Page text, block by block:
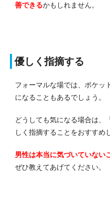
善できるかもしれません。
優しく指摘する
フォーマルな場では、ポケッ
になることもあるでしょう。
どうしても気になる場合は、
しく指摘することをおすすめ
男性は本当に気づいていない
ぜひ教えてあげてください。